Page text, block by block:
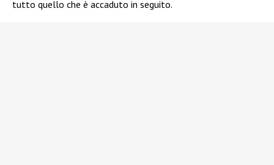
tutto quello che è accaduto in seguito.